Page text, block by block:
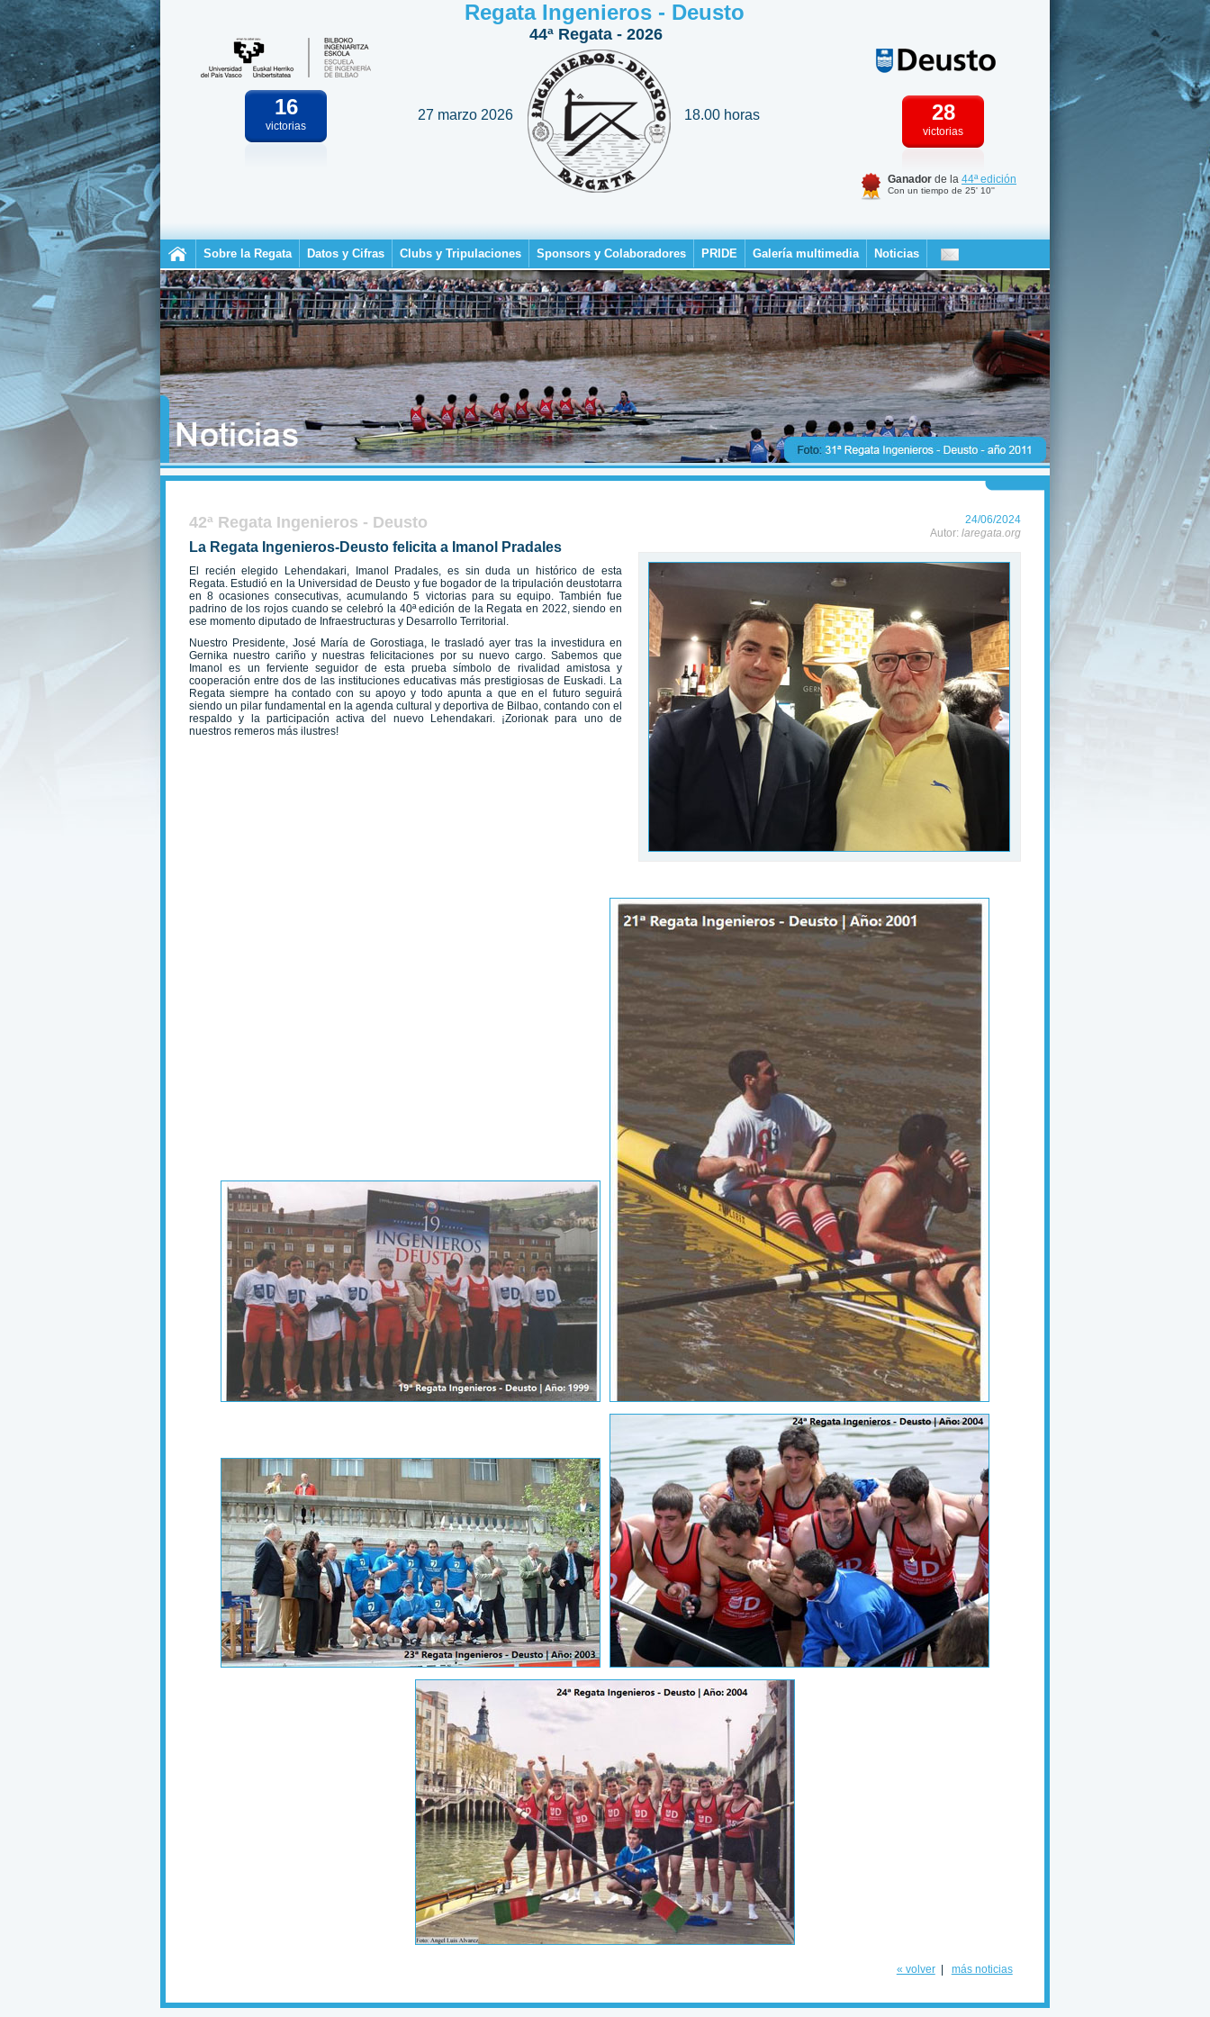
16
victorias
Regata Ingenieros - Deusto
44ª Regata - 2026
27 marzo 2026 18.00 horas 28
victorias
Ganador de la 44ª edición
Con un tiempo de 25' 10''
Sobre la Regata Datos y Cifras Clubs y Tripulaciones Sponsors y Colaboradores PRIDE Galería multimedia Noticias
42ª Regata Ingenieros - Deusto
24/06/2024
Autor: laregata.org
La Regata Ingenieros-Deusto felicita a Imanol Pradales
El recién elegido Lehendakari, Imanol Pradales, es sin duda un histórico de esta
Regata. Estudió en la Universidad de Deusto y fue bogador de la tripulación deustotarra
en 8 ocasiones consecutivas, acumulando 5 victorias para su equipo. También fue
padrino de los rojos cuando se celebró la 40ª edición de la Regata en 2022, siendo en
ese momento diputado de Infraestructuras y Desarrollo Territorial.
Nuestro Presidente, José María de Gorostiaga, le trasladó ayer tras la investidura en
Gernika nuestro cariño y nuestras felicitaciones por su nuevo cargo. Sabemos que
Imanol es un ferviente seguidor de esta prueba símbolo de rivalidad amistosa y
cooperación entre dos de las instituciones educativas más prestigiosas de Euskadi. La
Regata siempre ha contado con su apoyo y todo apunta a que en el futuro seguirá
siendo un pilar fundamental en la agenda cultural y deportiva de Bilbao, contando con el
respaldo y la participación activa del nuevo Lehendakari. ¡Zorionak para uno de
nuestros remeros más ilustres!
« volver| más noticias